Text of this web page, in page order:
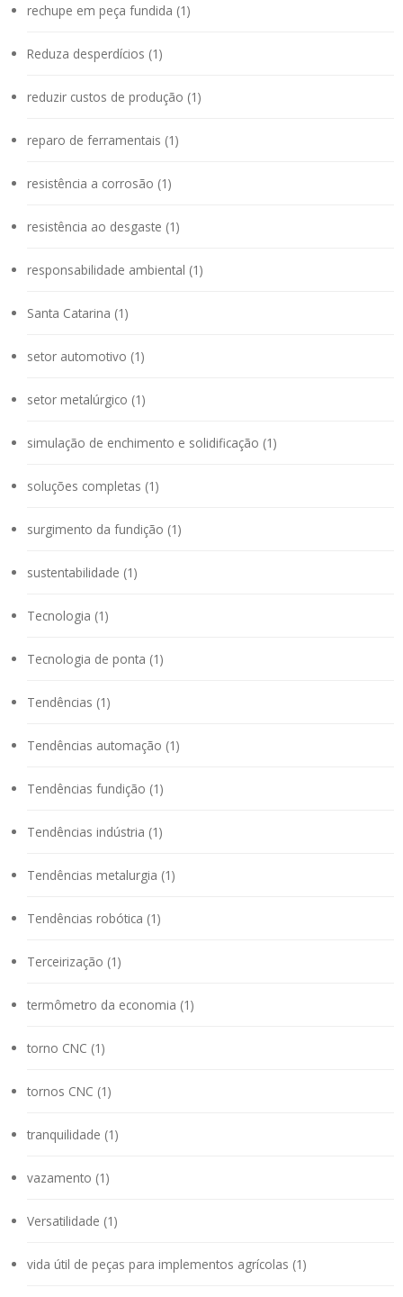
rechupe em peça fundida (1)
Reduza desperdícios (1)
reduzir custos de produção (1)
reparo de ferramentais (1)
resistência a corrosão (1)
resistência ao desgaste (1)
responsabilidade ambiental (1)
Santa Catarina (1)
setor automotivo (1)
setor metalúrgico (1)
simulação de enchimento e solidificação (1)
soluções completas (1)
surgimento da fundição (1)
sustentabilidade (1)
Tecnologia (1)
Tecnologia de ponta (1)
Tendências (1)
Tendências automação (1)
Tendências fundição (1)
Tendências indústria (1)
Tendências metalurgia (1)
Tendências robótica (1)
Terceirização (1)
termômetro da economia (1)
torno CNC (1)
tornos CNC (1)
tranquilidade (1)
vazamento (1)
Versatilidade (1)
vida útil de peças para implementos agrícolas (1)